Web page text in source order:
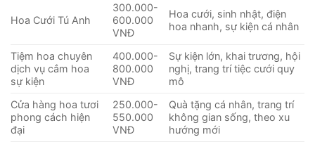
Hoa Cưới Tú Anh
300.000-
600.000
VNĐ
Hoa cưới, sinh nhật, điện
hoa nhanh, sự kiện cá nhân
Tiệm hoa chuyên
dịch vụ cắm hoa
sự kiện
400.000-
800.000
VNĐ
Sự kiện lớn, khai trương, hội
nghị, trang trí tiệc cưới quy
mô
Cửa hàng hoa tươi
phong cách hiện
đại
250.000-
550.000
VNĐ
Quà tặng cá nhân, trang trí
không gian sống, theo xu
hướng mới